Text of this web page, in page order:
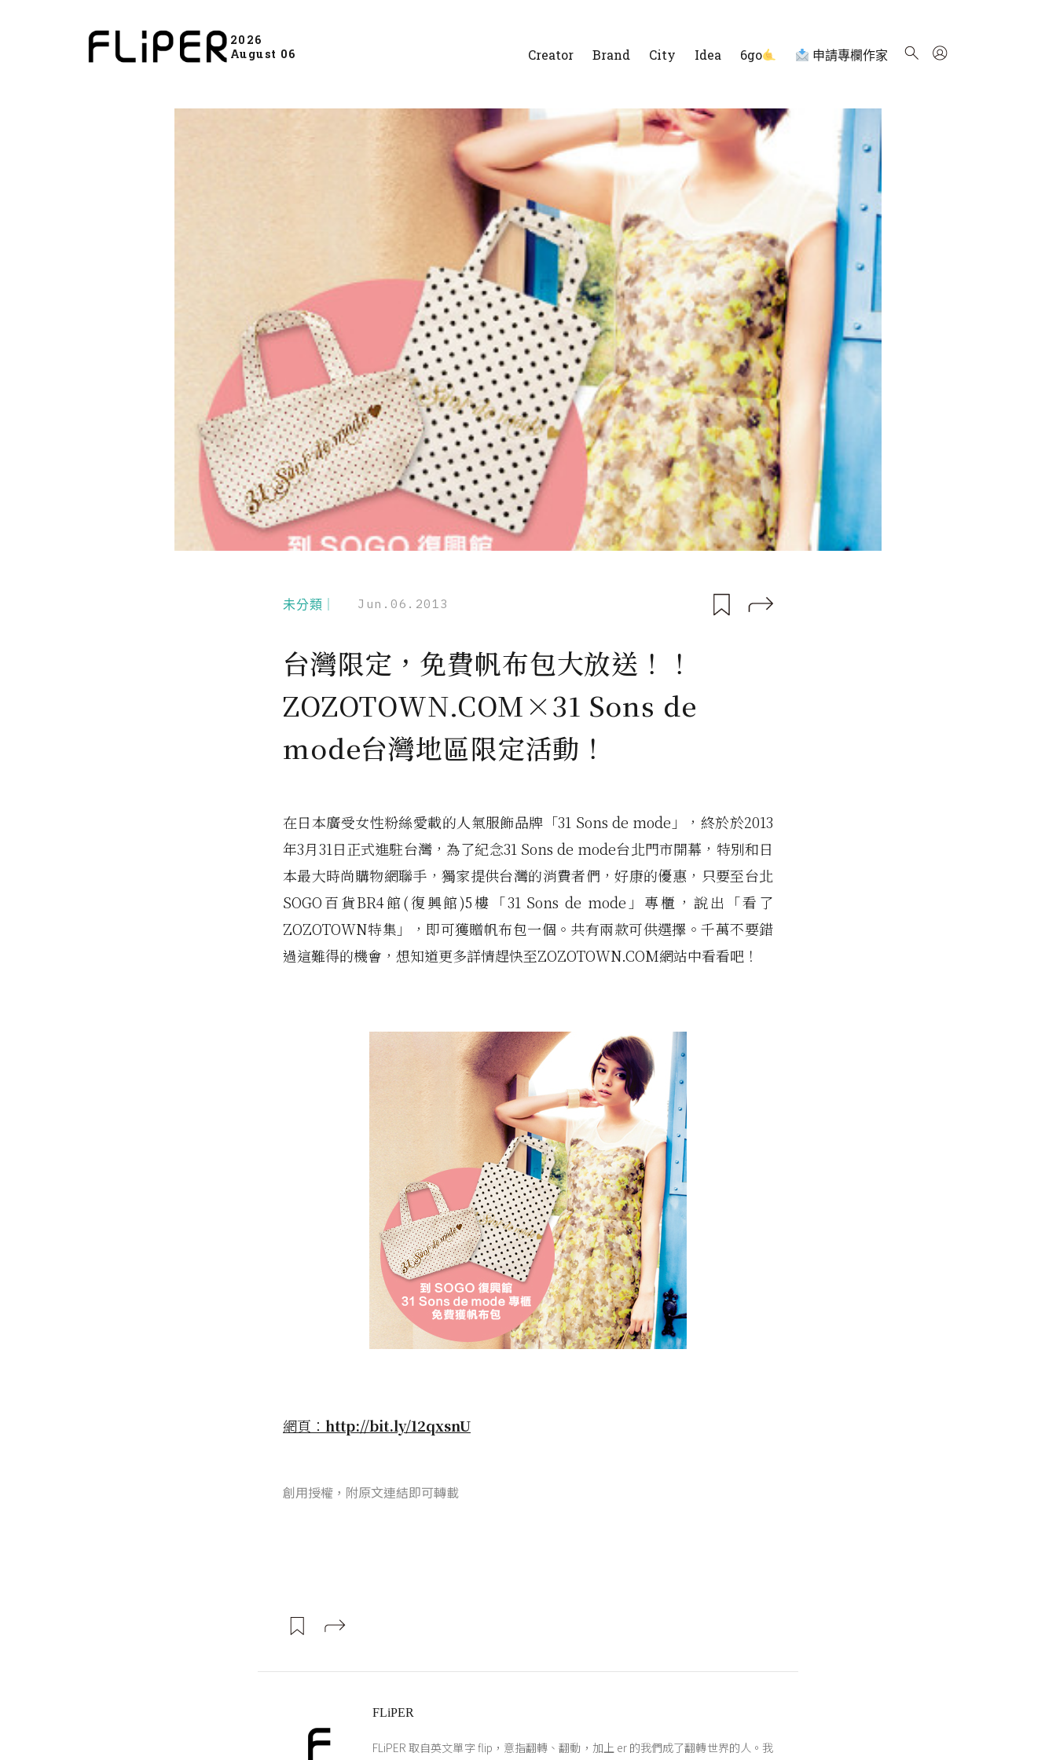
2026
August 06
Creator Brand City Idea 6go 申請專欄作家
未分類｜ Jun.06.2013
台灣限定，免費帆布包大放送！！
ZOZOTOWN.COM×31 Sons de
mode台灣地區限定活動！
在日本廣受女性粉絲愛載的人氣服飾品牌「31 Sons de mode」，終於於2013
年3月31日正式進駐台灣，為了紀念31 Sons de mode台北門市開幕，特別和日
本最大時尚購物網聯手，獨家提供台灣的消費者們，好康的優惠，只要至台北
SOGO百貨BR4館(復興館)5樓「31 Sons de mode」專櫃，說出「看了
ZOZOTOWN特集」，即可獲贈帆布包一個。共有兩款可供選擇。千萬不要錯
過這難得的機會，想知道更多詳情趕快至ZOZOTOWN.COM網站中看看吧！
網頁： http://bit.ly/12qxsnU
創用授權，附原文連結即可轉載
FLiPER
FLiPER 取自英文單字 flip，意指翻轉、翻動，加上 er 的我們成了翻轉世界的人。我